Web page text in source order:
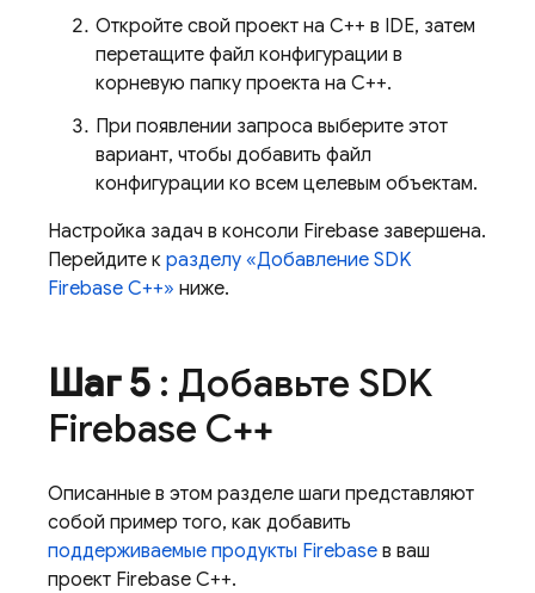
Откройте свой проект на C++ в IDE, затем
перетащите файл конфигурации в
корневую папку проекта на C++.
При появлении запроса выберите этот
вариант, чтобы добавить файл
конфигурации ко всем целевым объектам.
Настройка задач в консоли Firebase завершена.
Перейдите к разделу «Добавление SDK
Firebase C++» ниже.
Шаг 5 : Добавьте SDK
Firebase C++
Описанные в этом разделе шаги представляют
собой пример того, как добавить
поддерживаемые продукты Firebase в ваш
проект Firebase C++.